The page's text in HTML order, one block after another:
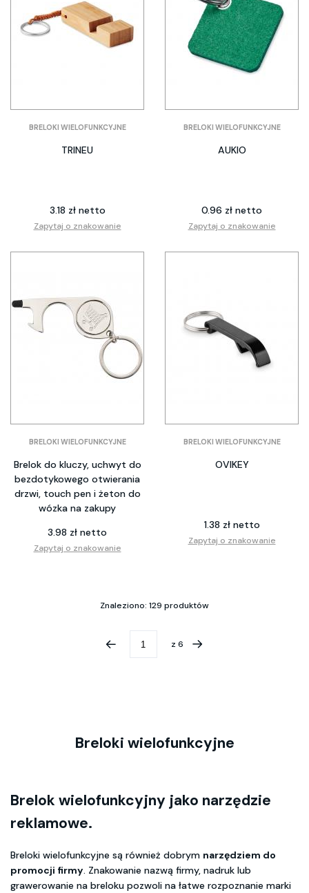
BRELOKI WIELOFUNKCYJNE
TRINEU
3.18 zł netto
Zapytaj o znakowanie
BRELOKI WIELOFUNKCYJNE
AUKIO
0.96 zł netto
Zapytaj o znakowanie
BRELOKI WIELOFUNKCYJNE
Brelok do kluczy, uchwyt do
bezdotykowego otwierania
drzwi, touch pen i żeton do
wózka na zakupy
3.98 zł netto
Zapytaj o znakowanie
BRELOKI WIELOFUNKCYJNE
OVIKEY
1.38 zł netto
Zapytaj o znakowanie
Znaleziono: 129 produktów
z 6
Breloki wielofunkcyjne
Brelok wielofunkcyjny jako narzędzie
reklamowe.
Breloki wielofunkcyjne są również dobrym narzędziem do
promocji firmy. Znakowanie nazwą firmy, nadruk lub
grawerowanie na breloku pozwoli na łatwe rozpoznanie marki